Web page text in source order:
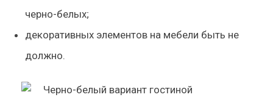
черно-белых;
декоративных элементов на мебели быть не
должно.